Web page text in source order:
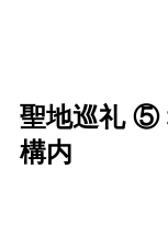
聖地巡礼 ⑤
構内